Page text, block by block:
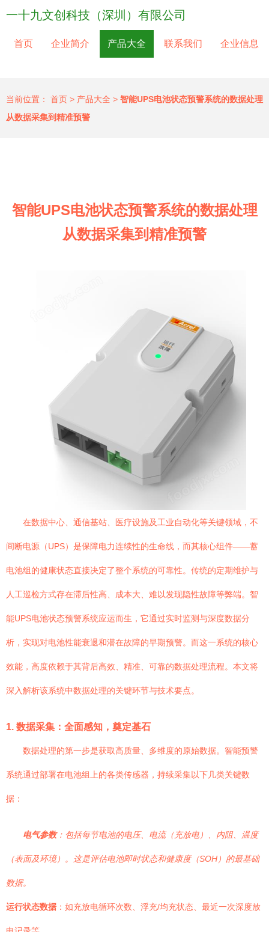
一十九文创科技（深圳）有限公司
首页 企业简介 产品大全 联系我们 企业信息
当前位置： 首页 > 产品大全 > 智能UPS电池状态预警系统的数据处理
从数据采集到精准预警
智能UPS电池状态预警系统的数据处理
从数据采集到精准预警
在数据中心、通信基站、医疗设施及工业自动化等关键领域，不
间断电源（UPS）是保障电力连续性的生命线，而其核心组件——蓄
电池组的健康状态直接决定了整个系统的可靠性。传统的定期维护与
人工巡检方式存在滞后性高、成本大、难以发现隐性故障等弊端。智
能UPS电池状态预警系统应运而生，它通过实时监测与深度数据分
析，实现对电池性能衰退和潜在故障的早期预警。而这一系统的核心
效能，高度依赖于其背后高效、精准、可靠的数据处理流程。本文将
深入解析该系统中数据处理的关键环节与技术要点。
1. 数据采集：全面感知，奠定基石
数据处理的第一步是获取高质量、多维度的原始数据。智能预警
系统通过部署在电池组上的各类传感器，持续采集以下几类关键数
据：
电气参数：包括每节电池的电压、电流（充放电）、内阻、温度
（表面及环境）。这是评估电池即时状态和健康度（SOH）的最基础
数据。
运行状态数据 ：如充放电循环次数、浮充/均充状态、最近一次深度放